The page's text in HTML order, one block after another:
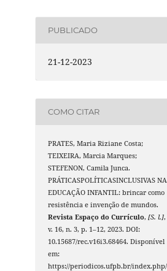
PUBLICADO
21-12-2023
COMO CITAR
PRATES, Maria Riziane Costa;
TEIXEIRA, Marcia Marques;
STEFENON, Camila Junca.
PRÁTICASPOLÍTICASINCLUSIVAS NA
EDUCAÇÃO INFANTIL: brincar como
resistência e invenção de mundos.
Revista Espaço do Currículo,[S. l.],
v. 16, n. 3, p. 1–12, 2023. DOI:
10.15687/rec.v16i3.68464. Disponível
em:
https://periodicos.ufpb.br/